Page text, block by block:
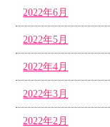
2022年6月
2022年5月
2022年4月
2022年3月
2022年2月